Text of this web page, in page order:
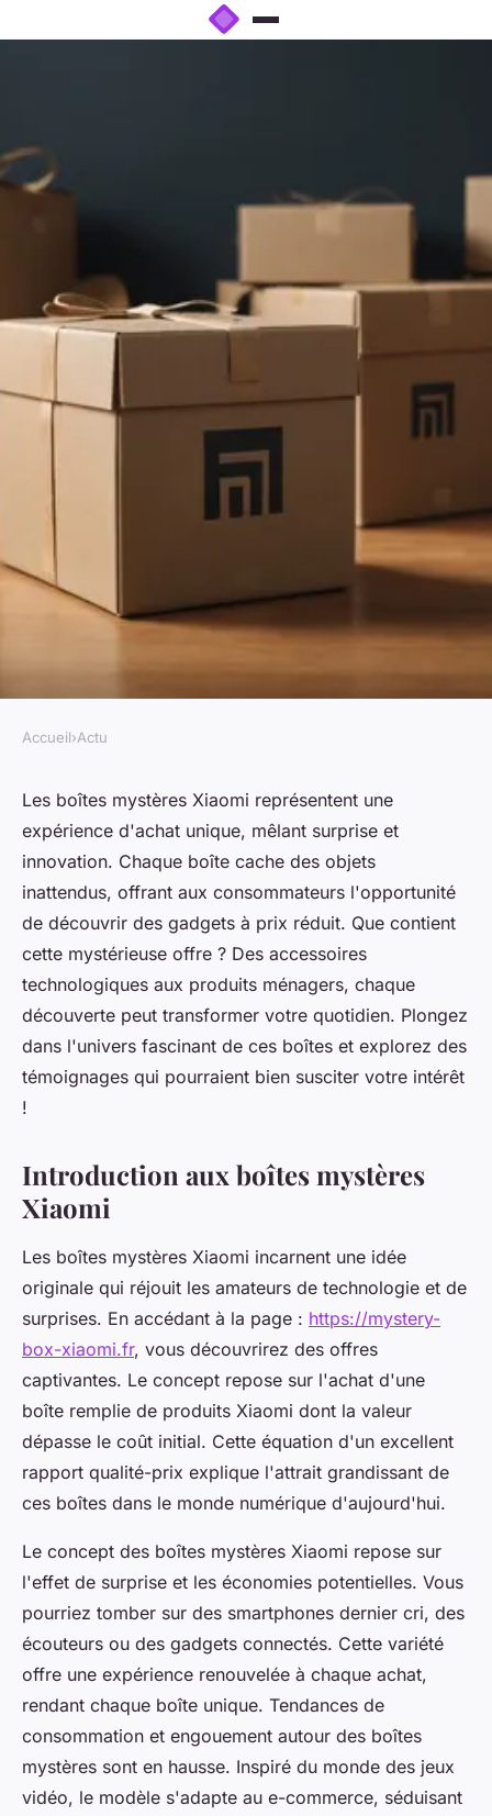
Les boîtes mystères xiaomi :
des surprises à saisir !
Wassim•14 mars 2025•3 min de lecture
Accueil›Actu
Les boîtes mystères Xiaomi représentent une
expérience d'achat unique, mêlant surprise et
innovation. Chaque boîte cache des objets
inattendus, offrant aux consommateurs l'opportunité
de découvrir des gadgets à prix réduit. Que contient
cette mystérieuse offre ? Des accessoires
technologiques aux produits ménagers, chaque
découverte peut transformer votre quotidien. Plongez
dans l'univers fascinant de ces boîtes et explorez des
témoignages qui pourraient bien susciter votre intérêt
!
Introduction aux boîtes mystères
Xiaomi
Les boîtes mystères Xiaomi incarnent une idée
originale qui réjouit les amateurs de technologie et de
surprises. En accédant à la page : https://mystery-
box-xiaomi.fr, vous découvrirez des offres
captivantes. Le concept repose sur l'achat d'une
boîte remplie de produits Xiaomi dont la valeur
dépasse le coût initial. Cette équation d'un excellent
rapport qualité-prix explique l'attrait grandissant de
ces boîtes dans le monde numérique d'aujourd'hui.
Le concept des boîtes mystères Xiaomi repose sur
l'effet de surprise et les économies potentielles. Vous
pourriez tomber sur des smartphones dernier cri, des
écouteurs ou des gadgets connectés. Cette variété
offre une expérience renouvelée à chaque achat,
rendant chaque boîte unique. Tendances de
consommation et engouement autour des boîtes
mystères sont en hausse. Inspiré du monde des jeux
vidéo, le modèle s'adapte au e-commerce, séduisant